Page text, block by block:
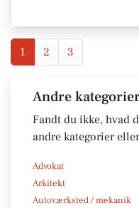
1 2 3
Andre
Fandt du ikke, hvad
andre kategorier
Advokat
Arkitekt
Autoværksted / mekanik